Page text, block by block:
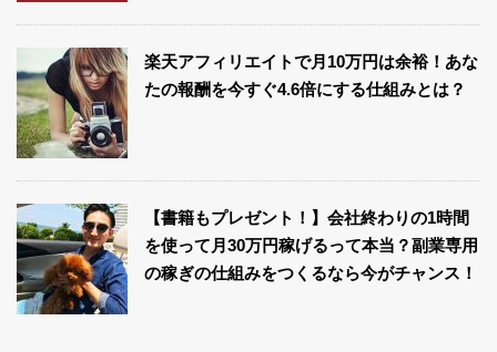
楽天アフィリエイトで月10万円は余裕！あな
たの報酬を今すぐ4.6倍にする仕組みとは？
【書籍もプレゼント！】会社終わりの1時間
を使って月30万円稼げるって本当？副業専用
の稼ぎの仕組みをつくるなら今がチャンス！